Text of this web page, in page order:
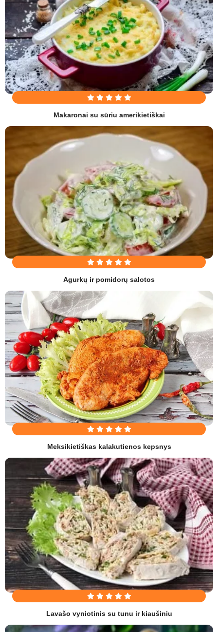
Makaronai su sūriu amerikietiškai
Agurkų ir pomidorų salotos
Meksikietiškas kalakutienos kepsnys
Lavašo vyniotinis su tunu ir kiaušiniu